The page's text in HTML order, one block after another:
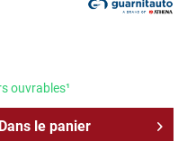
ouvrables¹
Dans le panier